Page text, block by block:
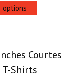
options
Courtes
T-Shirts